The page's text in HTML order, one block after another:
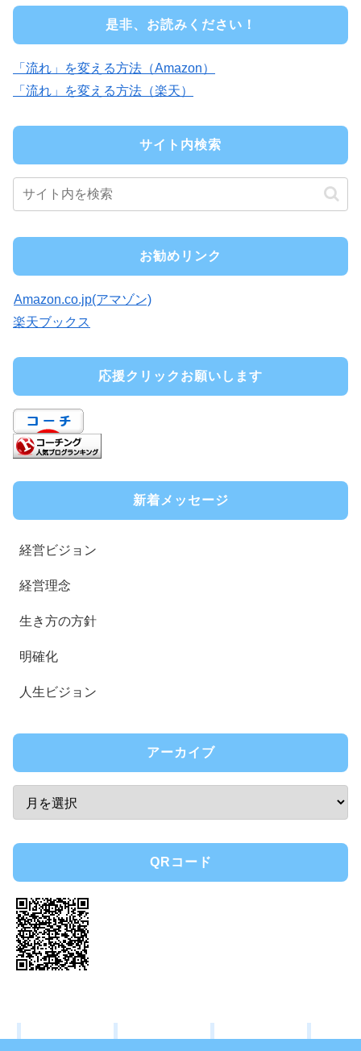
是非、お読みください！
「流れ」を変える方法（Amazon）
「流れ」を変える方法（楽天）
サイト内検索
お勧めリンク
Amazon.co.jp(アマゾン)
楽天ブックス
応援クリックお願いします
新着メッセージ
経営ビジョン
経営理念
生き方の方針
明確化
人生ビジョン
アーカイブ
QRコード